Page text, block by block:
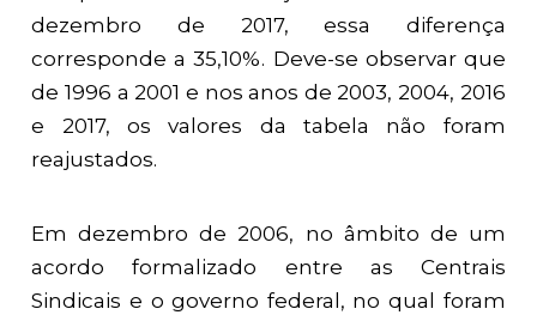
dezembro de 2017, essa diferença
corresponde a 35,10%. Deve-se observar que
de 1996 a 2001 e nos anos de 2003, 2004, 2016
e 2017, os valores da tabela não foram
reajustados.
Em dezembro de 2006, no âmbito de um
acordo formalizado entre as Centrais
Sindicais e o governo federal, no qual foram